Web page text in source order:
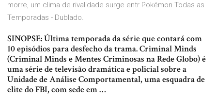
morre, um clima de rivalidade surge entr Pokémon Todas as
Temporadas - Dublado.
SINOPSE: Última temporada da série que contará com
10 episódios para desfecho da trama. Criminal Minds
(Criminal Minds e Mentes Criminosas na Rede Globo) é
uma série de televisão dramática e policial sobre a
Unidade de Análise Comportamental, uma esquadra de
elite do FBI, com sede em …